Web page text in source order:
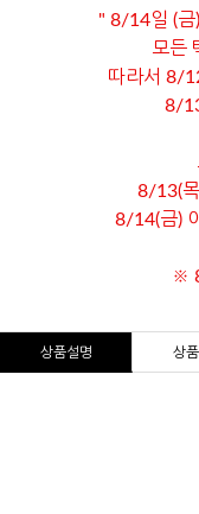
" 8/14일 (금
모든
따라서 8/
8/
8/13(
8/14(금)
※
상품설명 상